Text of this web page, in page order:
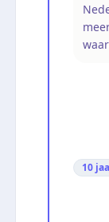
10